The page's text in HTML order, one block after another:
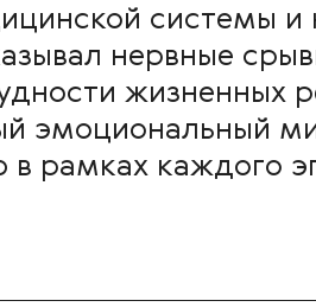
системы и
нервные
жизненных
эмоциональный
рамках каждого